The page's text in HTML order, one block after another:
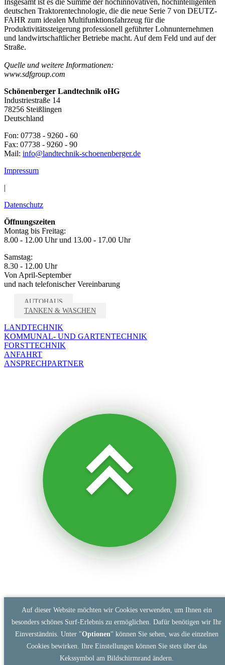
deutschen Traktorentechnologie, die die neue Serie 7 von DEUTZ-
FAHR zum idealen Multifunktionsfahrzeug für die
Produktivitätssteigerung professionell geführter Lohnunternehmen
und landwirtschaftlicher Betriebe macht. Auf dem Feld und auf der
Straße.
Quelle und weitere Informationen:
www.sdfgroup.com
Schönenberger Landtechnik oHG
Industriestraße 14
78256 Steißlingen
Deutschland
Fon: 07738 - 9260 - 60
Fax: 07738 - 9260 - 90
Mail: info@landtechnik-schoenenberger.de
Impressum
|
Datenschutz
Öffnungszeiten
Montag bis Freitag:
8.00 - 12.00 Uhr und 13.00 - 17.00 Uhr
Samstag:
8.30 - 12.00 Uhr
Von April-September
und nach telefonischer Vereinbarung
AUTOHAUS
TANKEN & WASCHEN
LANDTECHNIK
KOMMUNAL- UND GARTENTECHNIK
FORSTTECHNIK
ANFAHRT
ANSPRECHPARTNER
Auf dieser Website möchten wir Cookies verwenden, um Ihnen ein
besonders schönes Surf-Erlebnis zu ermöglichen. Dafür benötigen wir Ihr
Einverständnis. Unter "Optionen" können Sie sehen, was die einzelnen
Cookies bewirken. Ihre Einstellungen können Sie stets über das
Kekssymbol am Bildschirmrand ändern.